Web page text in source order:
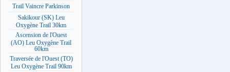
Trail Vaincre Parkinson
Sakikour (SK) Leu
Oxygène Trail 30km
Ascension de l'Ouest
(AO) Leu Oxygène Trail
60km
Traversée de l'Ouest (TO)
Leu Oxygène Trail 90km